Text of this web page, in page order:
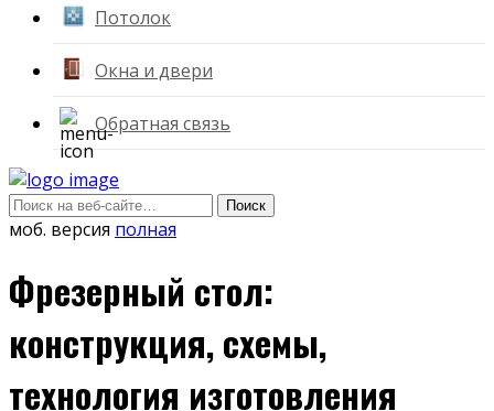
Потолок
Окна и двери
Обратная связь
моб. версия полная
Фрезерный стол:
конструкция, схемы,
технология изготовления